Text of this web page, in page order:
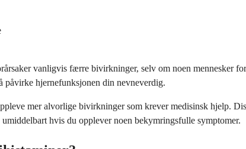
vanligvis færre bivirkninger, selv om noen mennesker
påvirke hjernefunksjonen din nevneverdig.
mer alvorlige bivirkninger som krever medisinsk hjelp.
hvis du opplever noen bekymringsfulle symptomer.